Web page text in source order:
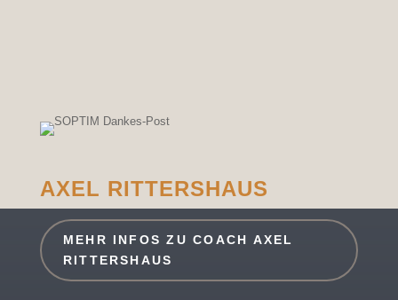
AXEL RITTERSHAUS
MEHR INFOS ZU COACH AXEL
RITTERSHAUS